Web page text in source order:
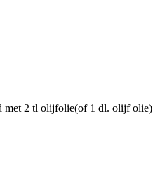
met 2 tl olijfolie(of 1 dl. olijf olie)